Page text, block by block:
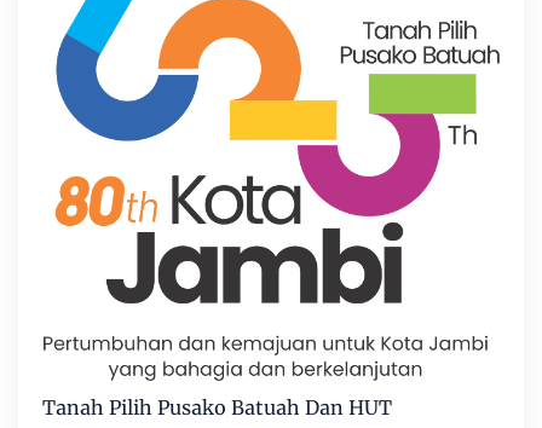
Tanah Pilih Pusako Batuah Dan HUT